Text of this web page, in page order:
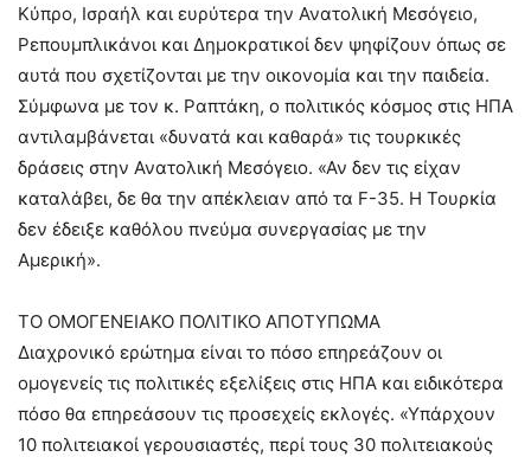
Κύπρο, Ισραήλ και ευρύτερα την Ανατολική Μεσόγειο,
Ρεπουμπλικάνοι και Δημοκρατικοί δεν ψηφίζουν όπως σε
αυτά που σχετίζονται με την οικονομία και την παιδεία.
Σύμφωνα με τον κ. Ραπτάκη, ο πολιτικός κόσμος στις ΗΠΑ
αντιλαμβάνεται «δυνατά και καθαρά» τις τουρκικές
δράσεις στην Ανατολική Μεσόγειο. «Αν δεν τις είχαν
καταλάβει, δε θα την απέκλειαν από τα F-35. Η Τουρκία
δεν έδειξε καθόλου πνεύμα συνεργασίας με την
Αμερική».
ΤΟ ΟΜΟΓΕΝΕΙΑΚΟ ΠΟΛΙΤΙΚΟ ΑΠΟΤΥΠΩΜΑ
Διαχρονικό ερώτημα είναι το πόσο επηρεάζουν οι
ομογενείς τις πολιτικές εξελίξεις στις ΗΠΑ και ειδικότερα
πόσο θα επηρεάσουν τις προσεχείς εκλογές. «Υπάρχουν
10 πολιτειακοί γερουσιαστές, περί τους 30 πολιτειακούς